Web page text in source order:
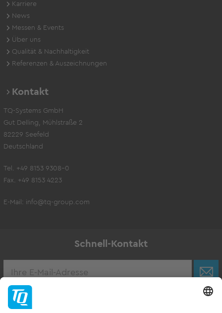
Karriere
News
Messen & Events
Über uns
Qualität & Nachhaltigkeit
Referenzen & Auszeichnungen
Kontakt
TQ-Systems GmbH
Gut Delling, Mühlstraße 2
82229 Seefeld
Deutschland
Tel. +49 8153 9308-0
Fax. +49 8153 4223
E-Mail: info@tq-group.com
Schnell-Kontakt